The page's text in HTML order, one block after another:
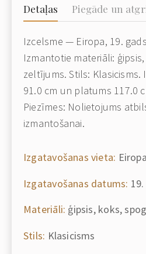
Detaļas Piegāde un
Izcelsme — Eiropa, 19.
Izmantotie materiāli:
zeltījums. Stils: Klasicisms.
91.0 cm un platums 117.0
Piezīmes: Nolietojums
izmantošanai.
Izgatavošanas vieta: Eiropa
Izgatavošanas datums:
Materiāli: ģipsis, koks,
Stils: Klasicisms